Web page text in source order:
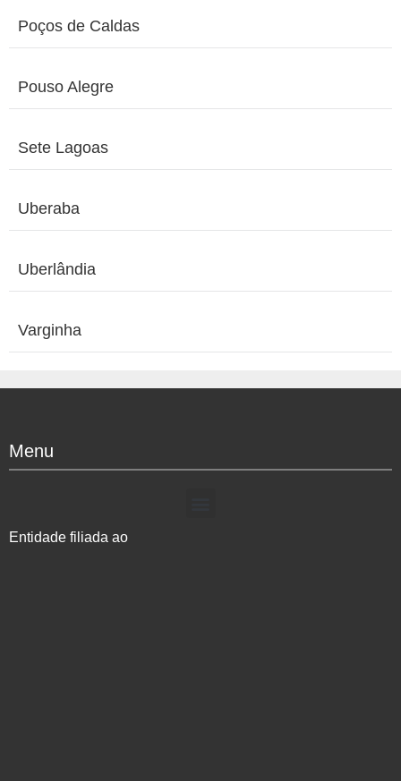
Poços de Caldas
Pouso Alegre
Sete Lagoas
Uberaba
Uberlândia
Varginha
Menu
Entidade filiada ao